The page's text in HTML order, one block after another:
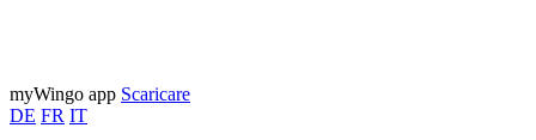
myWingo app Scaricare
DE FR IT